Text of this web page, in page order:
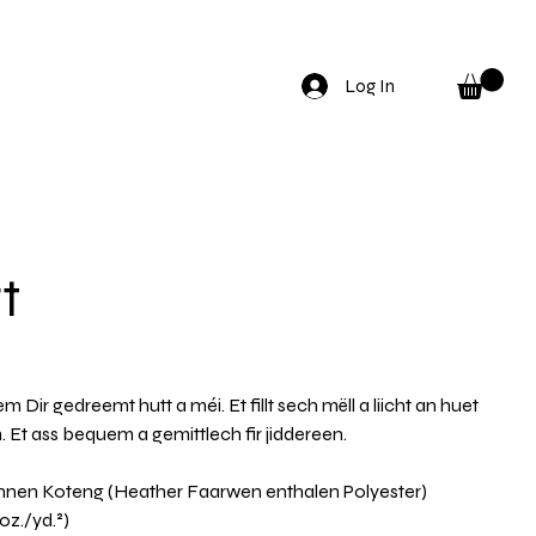
Log In
Dir gedreemt hutt a méi. Et fillt sech mëll a liicht an huet
Et ass bequem a gemittlech fir jiddereen.
Koteng (Heather Faarwen enthalen Polyester)
yd.²)